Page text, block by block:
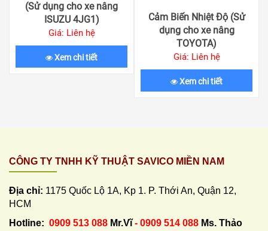
(Sử dụng cho xe nâng
ISUZU 4JG1)
Giá: Liên hệ
Xem chi tiết
Cảm Biến Nhiệt Độ (Sử
dụng cho xe nâng
TOYOTA)
Giá: Liên hệ
Xem chi tiết
CÔNG TY TNHH KỸ THUẬT SAVICO MIỀN NAM
Địa chỉ: 1175 Quốc Lộ 1A, Kp 1. P. Thới An, Quận 12,
HCM
Hotline: 0909 513 088 Mr.Vĩ- 0909 514 088 Ms. Thảo